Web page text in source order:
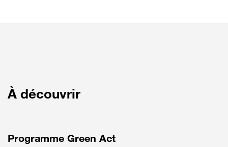
À découvrir
Programme Green Act